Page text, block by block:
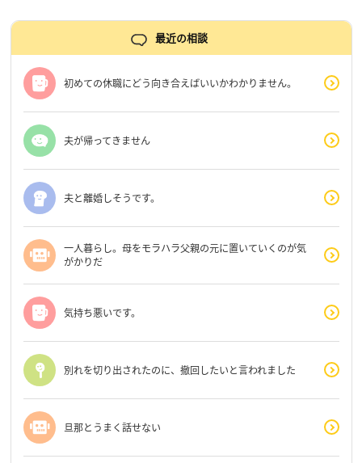
最近の相談
初めての休職にどう向き合えばいいかわかりません。
夫が帰ってきません
夫と離婚しそうです。
一人暮らし。母をモラハラ父親の元に置いていくのが気
がかりだ
気持ち悪いです。
別れを切り出されたのに、撤回したいと言われました
旦那とうまく話せない